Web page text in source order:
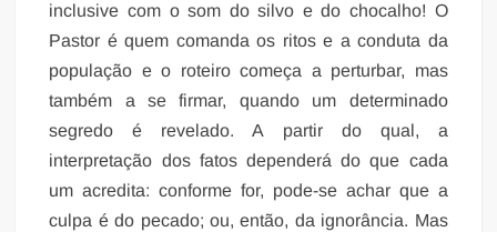
inclusive com o som do silvo e do chocalho! O
Pastor é quem comanda os ritos e a conduta da
população e o roteiro começa a perturbar, mas
também a se firmar, quando um determinado
segredo é revelado. A partir do qual, a
interpretação dos fatos dependerá do que cada
um acredita: conforme for, pode-se achar que a
culpa é do pecado; ou, então, da ignorância. Mas